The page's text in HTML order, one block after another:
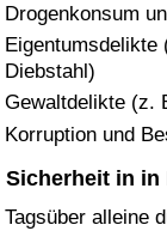
Drogenkonsum
Eigentumsdelikte
Diebstahl)
Gewaltdelikte (z.
Korruption und
Sicherheit in in
Tagsüber alleine
Verkehr